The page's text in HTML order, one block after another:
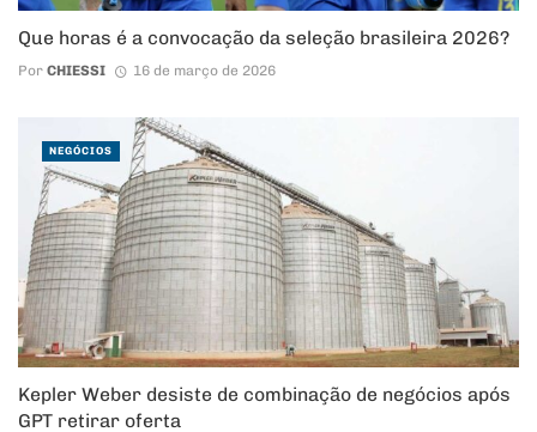
Que horas é a convocação da seleção brasileira 2026?
Por CHIESSI 16 de março de 2026
Kepler Weber desiste de combinação de negócios após
GPT retirar oferta
NEGÓCIOS